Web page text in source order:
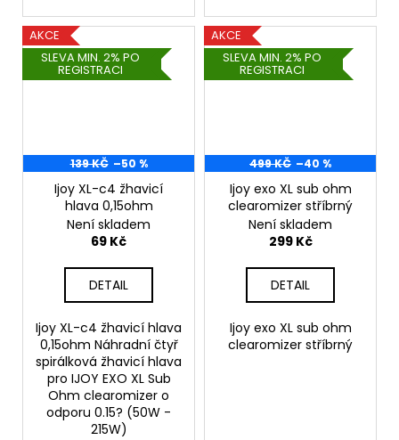
AKCE
SLEVA MIN. 2% PO
REGISTRACI
139 KČ –50 %
Ijoy XL-c4 žhavicí
hlava 0,15ohm
Není skladem
69 Kč
DETAIL
Ijoy XL-c4 žhavicí hlava
0,15ohm Náhradní čtyř
spirálková žhavicí hlava
pro IJOY EXO XL Sub
Ohm clearomizer o
odporu 0.15? (50W -
215W)
AKCE
SLEVA MIN. 2% PO
REGISTRACI
499 KČ –40 %
Ijoy exo XL sub ohm
clearomizer stříbrný
Není skladem
299 Kč
DETAIL
Ijoy exo XL sub ohm
clearomizer stříbrný